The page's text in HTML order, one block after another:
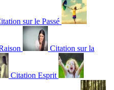
sur le Passé
Citation sur la
Citation Esprit